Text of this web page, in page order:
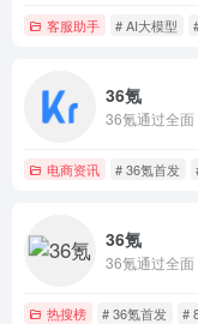
客服助手 # AI大模型
36氪
电商资讯 # 36氪首发
36氪
热搜榜 # 36氪首发 #